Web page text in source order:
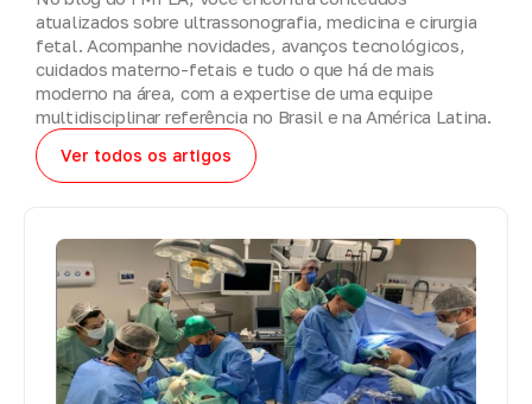
atualizados sobre ultrassonografia, medicina e cirurgia
fetal. Acompanhe novidades, avanços tecnológicos,
cuidados materno-fetais e tudo o que há de mais
moderno na área, com a expertise de uma equipe
multidisciplinar referência no Brasil e na América Latina.
Ver todos os artigos